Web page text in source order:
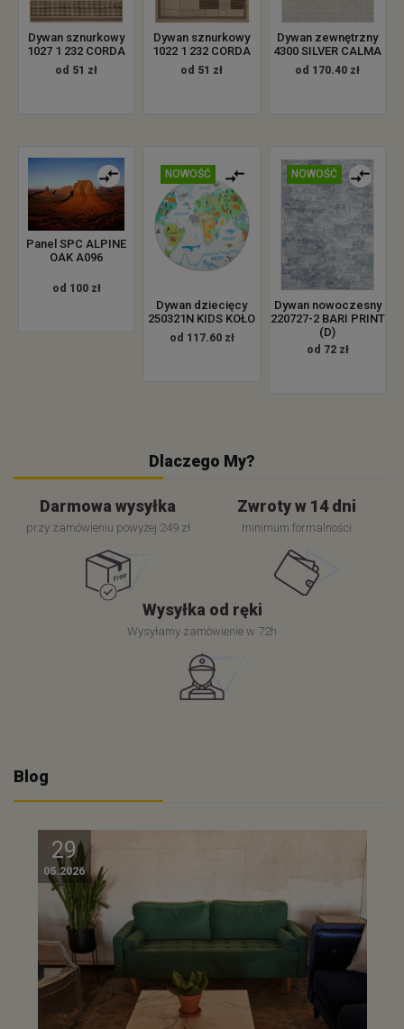
Dywan sznurkowy
1027 1 232 CORDA
od 51 zł
Dywan sznurkowy
1022 1 232 CORDA
od 51 zł
Dywan zewnętrzny
4300 SILVER CALMA
od 170.40 zł
Panel SPC ALPINE
OAK A096
od 100 zł
NOWOŚĆ
Dywan dziecięcy
250321N KIDS KOŁO
od 117.60 zł
NOWOŚĆ
Dywan nowoczesny
220727-2 BARI PRINT
(D)
od 72 zł
Dlaczego My?
Darmowa wysyłka
przy zamówieniu powyżej 249 zł
Zwroty w 14 dni
minimum formalności
Wysyłka od ręki
Wysyłamy zamówienie w 72h
Blog
29
05.2026